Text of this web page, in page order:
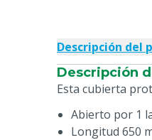
Descripción del
Descripción
Esta cubierta
Abierto por 1
Longitud 650